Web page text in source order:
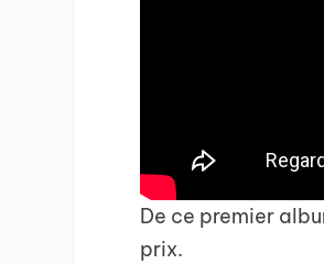
De ce premier
prix.